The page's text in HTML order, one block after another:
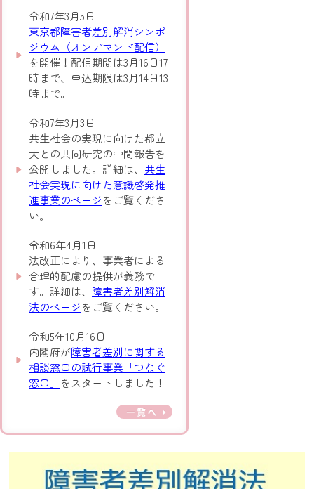
令和7年3月5日
東京都障害者差別解消シンポ
ジウム（オンデマンド配信）
を開催！配信期間は3月16日17
時まで、申込期限は3月14日13
時まで。
令和7年3月3日
共生社会の実現に向けた都立
大との共同研究の中間報告を
公開しました。詳細は、 共生
社会実現に向けた意識啓発推
進事業のページをご覧くださ
い。
令和6年4月1日
法改正により、事業者による
合理的配慮の提供が義務で
す。詳細は、 障害者差別解消
法のページをご覧ください。
令和5年10月16日
内閣府が障害者差別に関する
相談窓口の試行事業「つなぐ
窓口」 をスタートしました！